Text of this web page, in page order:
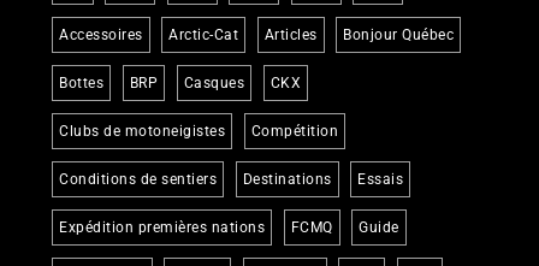
Accessoires Arctic-Cat Articles Bonjour Québec
Bottes BRP Casques CKX
Clubs de motoneigistes Compétition
Conditions de sentiers Destinations Essais
Expédition premières nations FCMQ Guide